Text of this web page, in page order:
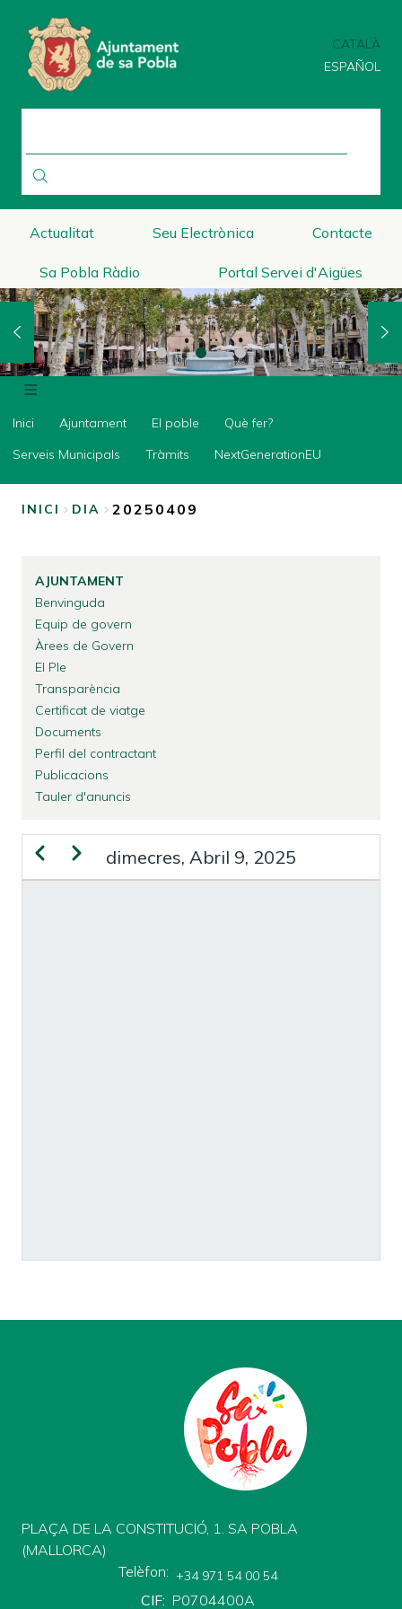
contingut
CATALÀ
ESPAÑOL
Actualitat Seu Electrònica Contacte
Sa Pobla Ràdio Portal Servei d'Aigües
Inici
Ajuntament
El
Serveis
Municipals
Tràmits
NextGenerationEU
Inici Ajuntament El poble
Què fer?
Serveis Municipals
Tràmits NextGenerationEU
INICI DIA 20250409
AJUNTAMENT
Benvinguda
Equip de govern
Àrees de Govern
El Ple
Transparència
Certificat de viatge
Documents
Perfil del contractant
Publicacions
Tauler d'anuncis
dimecres, Abril 9, 2025
Previous
Next
PLAÇA DE LA CONSTITUCIÓ, 1. SA POBLA
(MALLORCA)
Telèfon
+34 971 54 00 54
CIF P0704400A